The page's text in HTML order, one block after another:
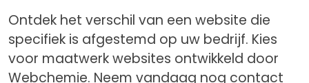
Ontdek het verschil van een website die
specifiek is afgestemd op uw bedrijf. Kies
voor maatwerk websites ontwikkeld door
Webchemie. Neem vandaag nog contact